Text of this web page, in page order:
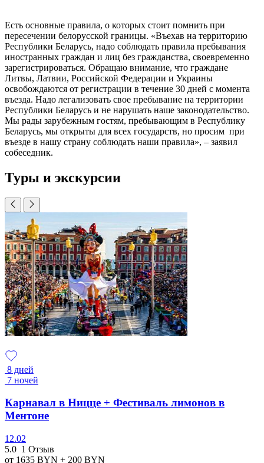
Есть основные правила, о которых стоит помнить при
пересечении белорусской границы. «Въехав на территорию
Республики Беларусь, надо соблюдать правила пребывания
иностранных граждан и лиц без гражданства, своевременно
зарегистрироваться. Обращаю внимание, что граждане
Литвы, Латвии, Российской Федерации и Украины
освобождаются от регистрации в течение 30 дней с момента
въезда. Надо легализовать свое пребывание на территории
Республики Беларусь и не нарушать наше законодательство.
Мы рады зарубежным гостям, пребывающим в Республику
Беларусь, мы открыты для всех государств, но просим при
въезде в нашу страну соблюдать наши правила», – заявил
собеседник.
Туры и экскурсии
8 дней
7 ночей
Карнавал в Ницце + Фестиваль лимонов в
Ментоне
12.02
5.0 1 Отзыв
от 1635 BYN + 200 BYN